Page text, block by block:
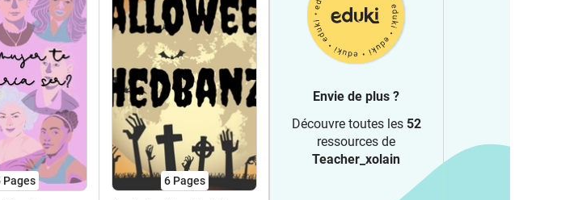
Pages 6 Pages
Envie de plus ?
Découvre toutes les 52
ressources de
Teacher_xolain